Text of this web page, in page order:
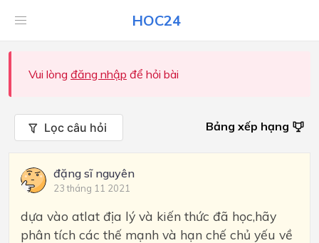
HOC24
Vui lòng đăng nhập để hỏi bài
Lọc câu hỏi Bảng xếp hạng
đặng sĩ nguyên
23 tháng 11 2021
dựa vào atlat địa lý và kiến thức đã học,hãy
phân tích các thế mạnh và hạn chế chủ yếu về